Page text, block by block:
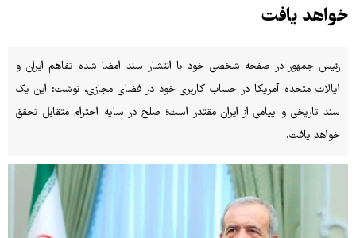
خواهد یافت
رئیس جمهور در صفحه شخصی خود با انتشار سند امضا شده تفاهم ایران و
ایالات متحده آمریکا در حساب کاربری خود در فضای مجازی، نوشت: این یک
سند تاریخی و پیامی از ایران مقتدر است؛ صلح در سایه احترام متقابل تحقق
خواهد یافت.